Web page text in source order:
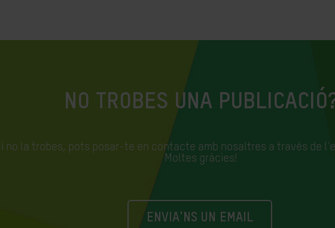
NO TROBES UNA
no la trobes, pots posar-te en contacte amb nosaltres a través de
Moltes gràcies!
ENVIA'NS UN EMAIL